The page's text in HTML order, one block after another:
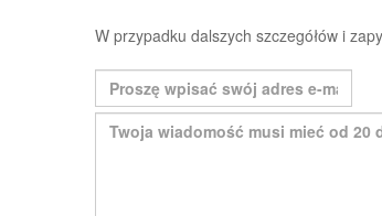
W przypadku dalszych szczegółów i